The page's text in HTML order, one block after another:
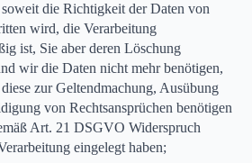
die Richtigkeit der Daten von
wird, die Verarbeitung
ist, Sie aber deren Löschung
wir die Daten nicht mehr benötigen,
zur Geltendmachung, Ausübung
von Rechtsansprüchen benötigen
Art. 21 DSGVO Widerspruch
eingelegt haben;